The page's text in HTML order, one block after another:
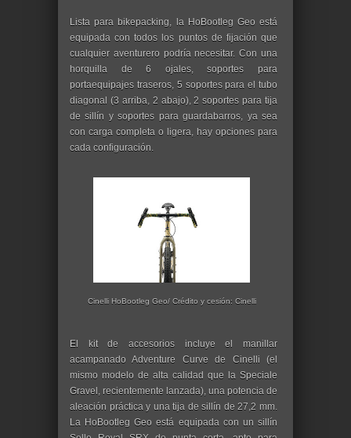
Lista para bikepacking, la HoBootleg Geo está
equipada con todos los puntos de fijación que
cualquier aventurero podría necesitar. Con una
horquilla de 6 ojales, soportes para
portaequipajes traseros, 5 soportes para el tubo
diagonal (3 arriba, 2 abajo), 2 soportes para tija
de sillín y soportes para guardabarros, ya sea
con carga completa o ligera, hay opciones para
cada configuración.
Cinelli HoBootleg Geo/ Crédito y cesión: Cinelli
El kit de accesorios incluye el manillar
acampanado Adventure Curve de Cinelli (el
mismo modelo de alta calidad que la Speciale
Gravel, recientemente lanzada), una potencia de
aleación práctica y una tija de sillín de 27,2 mm.
La HoBootleg Geo está equipada con un sillín